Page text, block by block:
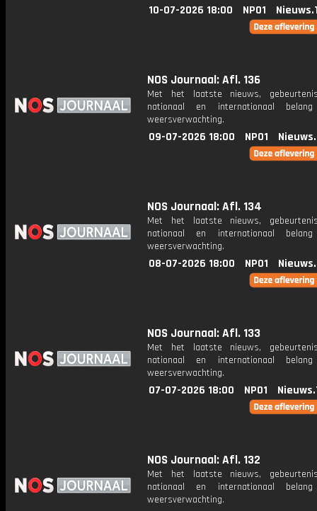
10-07-2026 18:00 NPO1
NOS Journaal: Afl. 136
Met het laatste nieuws,
nationaal en internationaal
weersverwachting.
09-07-2026 18:00 NPO1
NOS Journaal: Afl. 134
Met het laatste nieuws,
nationaal en internationaal
weersverwachting.
08-07-2026 18:00 NPO1
NOS Journaal: Afl. 133
Met het laatste nieuws,
nationaal en internationaal
weersverwachting.
07-07-2026 18:00 NPO1
NOS Journaal: Afl. 132
Met het laatste nieuws,
nationaal en internationaal
weersverwachting.